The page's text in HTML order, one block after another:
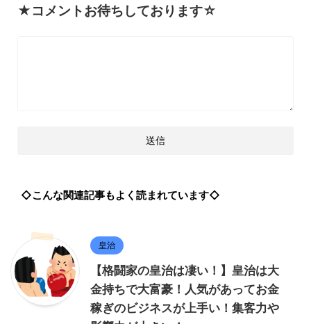
★コメントお待ちしております☆
◇こんな関連記事もよく読まれています◇
皇治
【格闘家の皇治は凄い！】皇治は大
金持ちで大富豪！人気があってお金
稼ぎのビジネスが上手い！集客力や